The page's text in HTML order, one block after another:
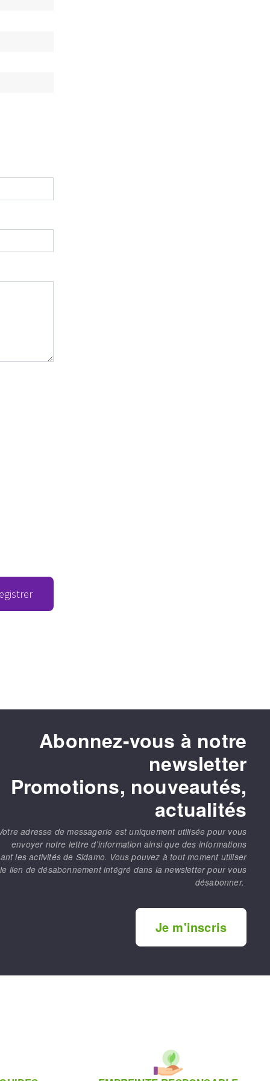
Abonnez-vous à notre
newsletter
Promotions, nouveautés,
actualités
adresse de messagerie est uniquement utilisée pour vous
envoyer notre lettre d’information ainsi que des informations
les activités de Sidamo. Vous pouvez à tout moment utiliser
le lien de désabonnement intégré dans la newsletter pour vous
désabonner.
Je m'inscris